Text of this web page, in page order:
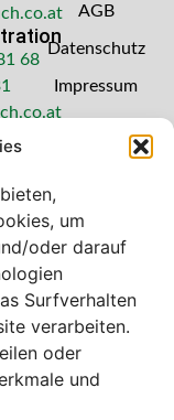
um
oder darauf
Surfverhalten
verarbeiten.
oder
und
68
AGB
Datenschutz
Impressum
es sich um
für Waagen,